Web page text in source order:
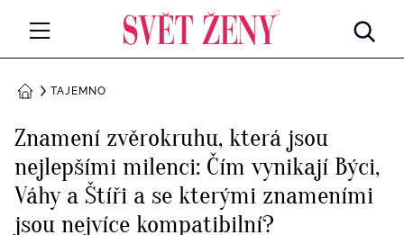
Všechny kategorie
Rozhovory
RETROHUBKY
PSYCHOLOGIE
DOMŮTAJEMNO
Znamení zvěrokruhu, která jsou
nejlepšími milenci: Čím vynikají Býci,
Váhy a Štíři a se kterými znameními
jsou nejvíce kompatibilní?